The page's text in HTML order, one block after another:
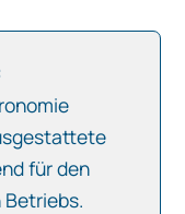
für den